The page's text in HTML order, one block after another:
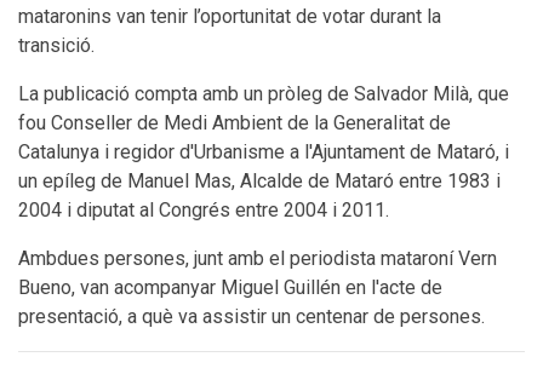
mataronins van tenir l’oportunitat de votar durant la
transició.
La publicació compta amb un pròleg de Salvador Milà, que
fou Conseller de Medi Ambient de la Generalitat de
Catalunya i regidor d'Urbanisme a l'Ajuntament de Mataró, i
un epíleg de Manuel Mas, Alcalde de Mataró entre 1983 i
2004 i diputat al Congrés entre 2004 i 2011.
Ambdues persones, junt amb el periodista mataroní Vern
Bueno, van acompanyar Miguel Guillén en l'acte de
presentació, a què va assistir un centenar de persones.